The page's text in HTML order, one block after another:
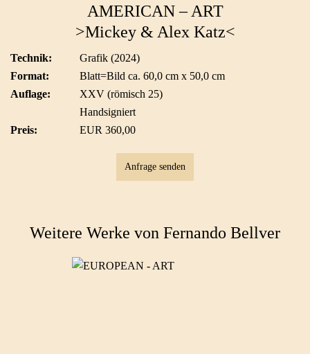
AMERICAN – ART
>Mickey & Alex Katz<
Technik:
Grafik (2024)
Format:
Blatt=Bild ca. 60,0 cm x 50,0 cm
Auflage:
XXV (römisch 25)
Handsigniert
Preis:
EUR 360,00
Anfrage senden
Weitere Werke von Fernando Bellver